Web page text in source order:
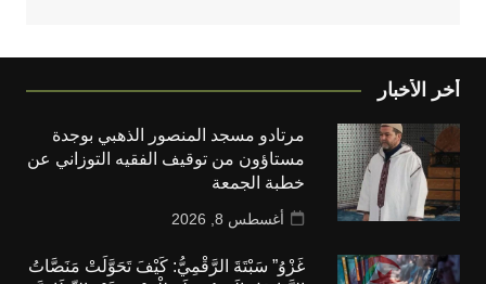
أخر الأخبار
مرتادو مسجد المنصور الذهبي بوجدة
مستاؤون من توقيف الفقيه التوزاني عن
خطبة الجمعة
أغسطس 8, 2026
غَزْوُ” سَبْتَةَ الرَّقْمِيُّ: كَيْفَ تَحَوَّلَتْ مَنَصَّاتُ